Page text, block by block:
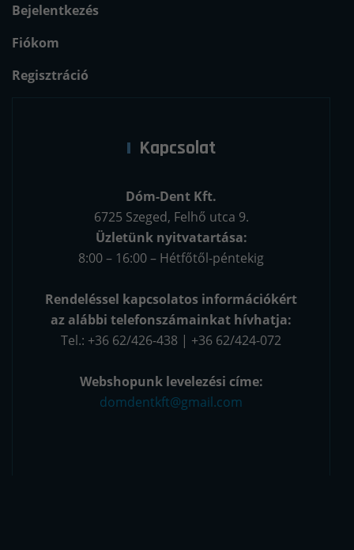
Bejelentkezés
Fiókom
Regisztráció
Kapcsolat
Dóm-Dent Kft.
6725 Szeged, Felhő utca 9.
Üzletünk nyitvatartása:
8:00 – 16:00 – Hétfőtől-péntekig
Rendeléssel kapcsolatos információkért
az alábbi telefonszámainkat hívhatja:
Tel.: +36 62/426-438 | +36 62/424-072
Webshopunk levelezési címe:
domdentkft@gmail.com